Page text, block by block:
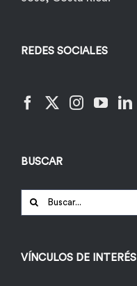
REDES SOCIALES
BUSCAR
Buscar:
VÍNCULOS DE INTERÉS